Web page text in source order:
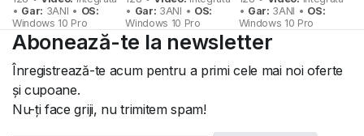
• Gar: 3ANI • OS:
Windows 10 Pro
• Gar: 3ANI • OS:
Windows 10 Pro
• Gar: 3ANI • OS:
Windows 10 Pro
Abonează-te la newsletter
Înregistrează-te acum pentru a primi cele mai noi oferte
și cupoane.
Nu-ți face griji, nu trimitem spam!